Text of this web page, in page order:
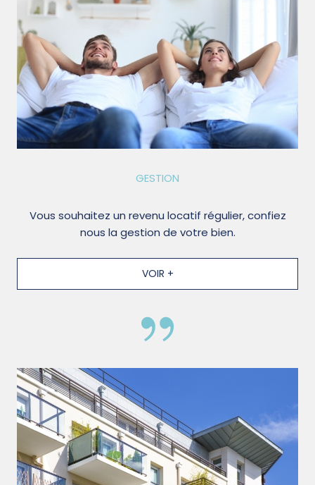
GESTION
Vous souhaitez un revenu locatif régulier, confiez
nous la gestion de votre bien.
VOIR +